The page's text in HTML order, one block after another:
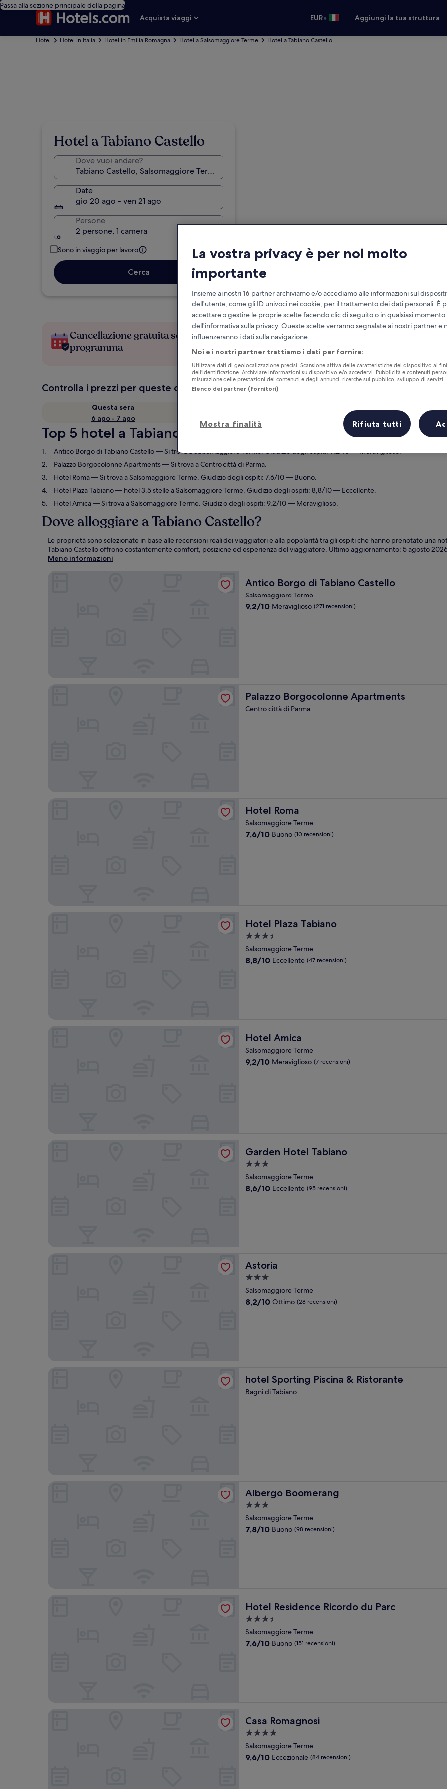
Passa alla sezione principale della pagina
Acquista viaggi
EUR• Aggiungi la tua struttura
Hotel Hotel in Italia Hotel in Emilia Romagna Hotel a Salsomaggiore Terme Hotel a Tabiano Castello
Hotel a Tabiano Castello
Dove vuoi andare?
Date
gio 20 ago - ven 21 ago
Persone
2 persone, 1 camera
Sono in viaggio per lavoro
Cerca
Cancellazione gratuita se cambi
programma
Accumula vantaggi con ogni notte di
soggiorno
Controlla i prezzi per queste date
Questa sera
6 ago - 7 ago
7 ago - 9 ago
Top 5 hotel a Tabiano Castello in breve
Antico Borgo di Tabiano Castello— Si trova a Salsomaggiore Terme. Giudizio degli ospiti: 9,2/10 — Meraviglioso.
Palazzo Borgocolonne Apartments— Si trova a Centro città di Parma.
Hotel Roma— Si trova a Salsomaggiore Terme. Giudizio degli ospiti: 7,6/10 — Buono.
Hotel Plaza Tabiano— hotel 3.5 stelle a Salsomaggiore Terme. Giudizio degli ospiti: 8,8/10 — Eccellente.
Hotel Amica— Si trova a Salsomaggiore Terme. Giudizio degli ospiti: 9,2/10 — Meraviglioso.
Dove alloggiare a Tabiano Castello?
Le proprietà sono selezionate in base alle recensioni reali dei viaggiatori e alla popolarità tra gli ospiti che hanno prenotato una
Tabiano Castello offrono costantemente comfort, posizione ed esperienza del viaggiatore. Ultimo aggiornamento: 5 agosto 2026
Meno informazioni
Antico Borgo di Tabiano Castello
Antico Borgo di Tabiano Castello
Salsomaggiore Terme
9.2
9,2/10 Meraviglioso (271 recensioni)
Palazzo Borgocolonne Apartments
Palazzo Borgocolonne Apartments
Centro città di Parma
Hotel Roma
Hotel Roma
Salsomaggiore Terme
7.6
7,6/10 Buono (10 recensioni)
Hotel Plaza Tabiano
Hotel Plaza Tabiano
Struttura
a
3.5
Salsomaggiore Terme
8.8
8,8/10 Eccellente (47 recensioni)
Hotel Amica
Hotel Amica
Salsomaggiore Terme
9.2
9,2/10 Meraviglioso (7 recensioni)
Garden Hotel Tabiano
Garden Hotel Tabiano
Struttura
a
3.0
Salsomaggiore Terme
8.6
8,6/10 Eccellente (95 recensioni)
Astoria
Astoria
Struttura
a
3.0
Salsomaggiore Terme
8.2
8,2/10 Ottimo (28 recensioni)
hotel Sporting Piscina & Ristorante
hotel Sporting Piscina & Ristorante
Bagni di Tabiano
Albergo Boomerang
Albergo Boomerang
Struttura
a
3.0
Salsomaggiore Terme
7.8
7,8/10 Buono (98 recensioni)
Hotel Residence Ricordo du Parc
Hotel Residence Ricordo du Parc
Struttura
a
3.5
Salsomaggiore Terme
7.6
7,6/10 Buono (151 recensioni)
Casa Romagnosi
Casa Romagnosi
Struttura
a
4.0
Salsomaggiore Terme
9.6
9,6/10 Eccezionale (84 recensioni)
La vostra privacy è per noi molto
importante
Insieme ai nostri16 partner archiviamo e/o accediamo alle informazioni sul
dell'utente, come gli ID univoci nei cookie, per il trattamento dei dati personali. È
accettare o gestire le proprie scelte facendo clic di seguito o in qualsiasi momento
dell'informativa sulla privacy. Queste scelte verranno segnalate ai nostri partner e
influenzeranno i dati sulla navigazione.
Noi e i nostri partner trattiamo i dati per fornire:
Utilizzare dati di geolocalizzazione precisi. Scansione attiva delle caratteristiche del dispositivo ai fini
dell’identificazione. Archiviare informazioni su dispositivo e/o accedervi. Pubblicità e contenuti
misurazione delle prestazioni dei contenuti e degli annunci, ricerche sul pubblico, sviluppo di servizi.
Elenco dei partner (fornitori)
Mostra finalità Rifiuta tutti